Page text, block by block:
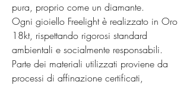
pura, proprio come un diamante.
Ogni gioiello Freelight è realizzato in Oro
18kt, rispettando rigorosi standard
ambientali e socialmente responsabili.
Parte dei materiali utilizzati proviene da
processi di affinazione certificati,